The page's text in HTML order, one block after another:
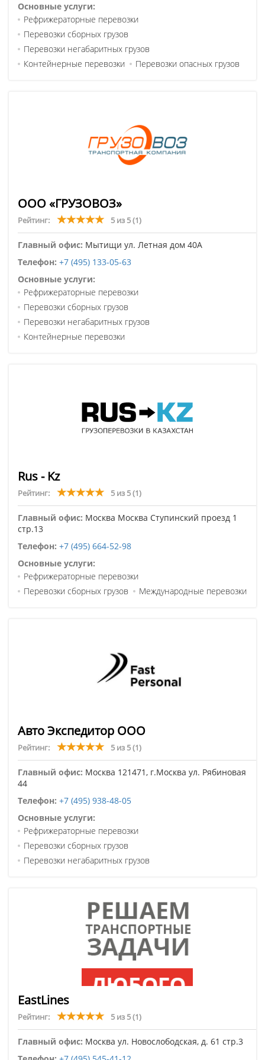
Основные услуги:
Рефрижераторные перевозки
Перевозки сборных грузов
Перевозки негабаритных грузов
Контейнерные перевозки
Перевозки опасных грузов
ООО «ГРУЗОВОЗ»
Рейтинг: 5 из 5(1)
Главный офис: Мытищи ул. Летная дом 40А
Телефон: +7 (495) 133-05-63
Основные услуги:
Рефрижераторные перевозки
Перевозки сборных грузов
Перевозки негабаритных грузов
Контейнерные перевозки
Rus - Kz
Рейтинг: 5 из 5(1)
Главный офис: Москва Москва Ступинский проезд 1
стр.13
Телефон: +7 (495) 664-52-98
Основные услуги:
Рефрижераторные перевозки
Перевозки сборных грузов
Международные перевозки
Авто Экспедитор ООО
Рейтинг: 5 из 5(1)
Главный офис: Москва 121471, г.Москва ул. Рябиновая
44
Телефон: +7 (495) 938-48-05
Основные услуги:
Рефрижераторные перевозки
Перевозки сборных грузов
Перевозки негабаритных грузов
EastLines
Рейтинг: 5 из 5(1)
Главный офис: Москва ул. Новослободская, д. 61 стр.3